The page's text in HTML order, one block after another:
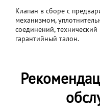
Клапан в сборе с
механизмом,
соединений,
гарантийный талон.